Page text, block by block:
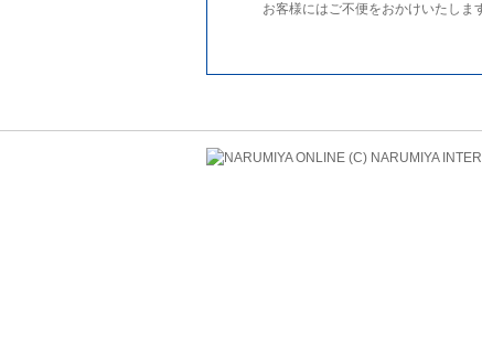
お客様にはご不便をおかけいたしま